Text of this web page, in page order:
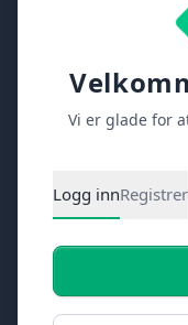
Vi er glade for
Logg innRegistrer